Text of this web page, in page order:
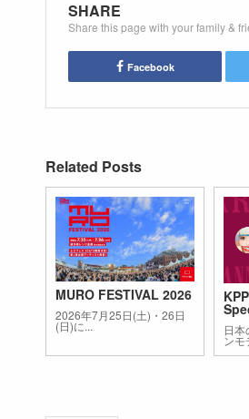
SHARE
Share this page with your family &
Facebook
Related Posts
MURO FESTIVAL 2026
2026年7月25日(土)・26日
(日)に... 日
ンモ